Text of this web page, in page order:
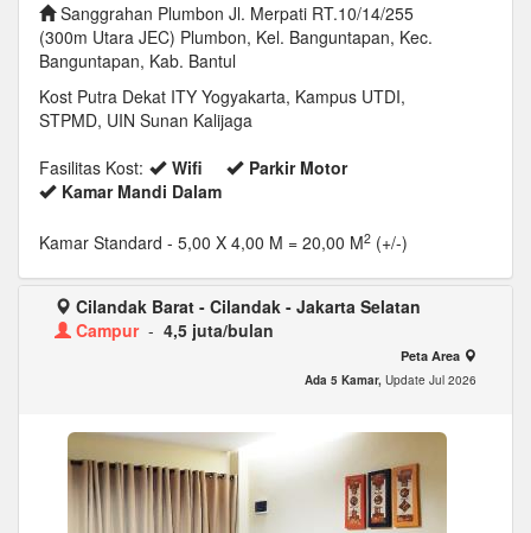
Sanggrahan Plumbon Jl. Merpati RT.10/14/255
(300m Utara JEC) Plumbon, Kel. Banguntapan, Kec.
Banguntapan, Kab. Bantul
Kost Putra Dekat ITY Yogyakarta, Kampus UTDI,
STPMD, UIN Sunan Kalijaga
Fasilitas Kost:
Wifi
Parkir Motor
Kamar Mandi Dalam
Kamar Standard - 5,00 X 4,00 M = 20,00 M2 (+/-)
Cilandak Barat - Cilandak - Jakarta Selatan
Campur- 4,5 juta/bulan
Peta Area
Ada 5 Kamar, Update Jul 2026